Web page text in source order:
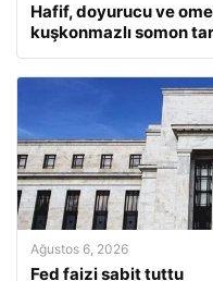
Hafif, doyurucu ve
kuşkonmazlı somon
Ağustos 6, 2026
Fed faizi sabit tuttu